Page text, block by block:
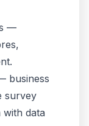
—
business
survey
data